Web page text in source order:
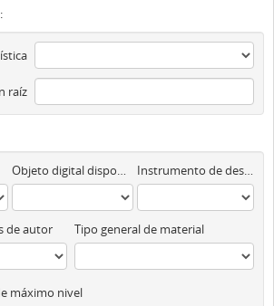
raíz
Objeto digital disponibles Instrumento de descripción
de autor Tipo general de material
máximo nivel